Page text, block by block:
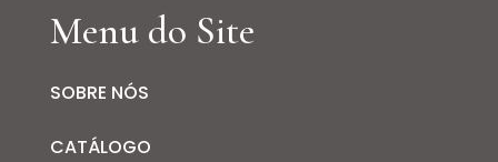
Menu do Site
SOBRE NÓS
CATÁLOGO